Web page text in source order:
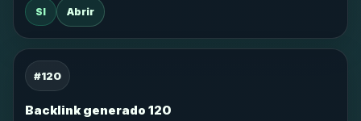
SI Abrir
#120
Backlink generado 120